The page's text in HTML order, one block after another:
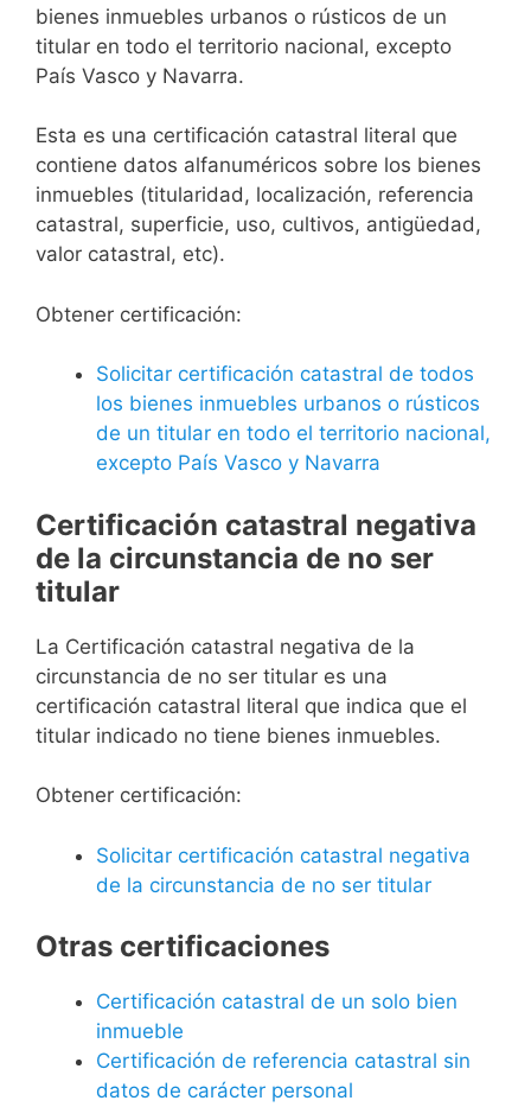
bienes inmuebles urbanos o rústicos de un
titular en todo el territorio nacional, excepto
País Vasco y Navarra.
Esta es una certificación catastral literal que
contiene datos alfanuméricos sobre los bienes
inmuebles (titularidad, localización, referencia
catastral, superficie, uso, cultivos, antigüedad,
valor catastral, etc).
Obtener certificación:
Solicitar certificación catastral de todos
los bienes inmuebles urbanos o rústicos
de un titular en todo el territorio nacional,
excepto País Vasco y Navarra
Certificación catastral negativa
de la circunstancia de no ser
titular
La Certificación catastral negativa de la
circunstancia de no ser titular es una
certificación catastral literal que indica que el
titular indicado no tiene bienes inmuebles.
Obtener certificación:
Solicitar certificación catastral negativa
de la circunstancia de no ser titular
Otras certificaciones
Certificación catastral de un solo bien
inmueble
Certificación de referencia catastral sin
datos de carácter personal